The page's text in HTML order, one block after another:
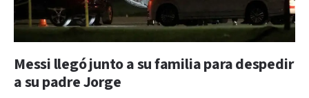
Messi llegó junto a su familia para despedir
a su padre Jorge